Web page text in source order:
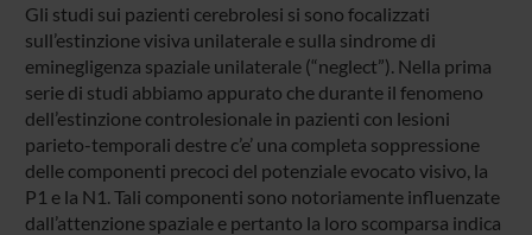
Gli studi sui pazienti cerebrolesi si sono focalizzati
sull’estinzione visiva unilaterale e sulla sindrome di
eminegligenza spaziale unilaterale (“neglect”). Nella prima
serie di studi abbiamo appurato che durante il fenomeno
dell’estinzione controlesionale in pazienti con lesioni
parieto-temporali destre c’e’ una completa soppressione
delle componenti precoci del potenziale evocato visivo, la
P1 e la N1. Tali componenti sono notoriamente influenzate
dall’attenzione spaziale e pertanto la loro scomparsa indica